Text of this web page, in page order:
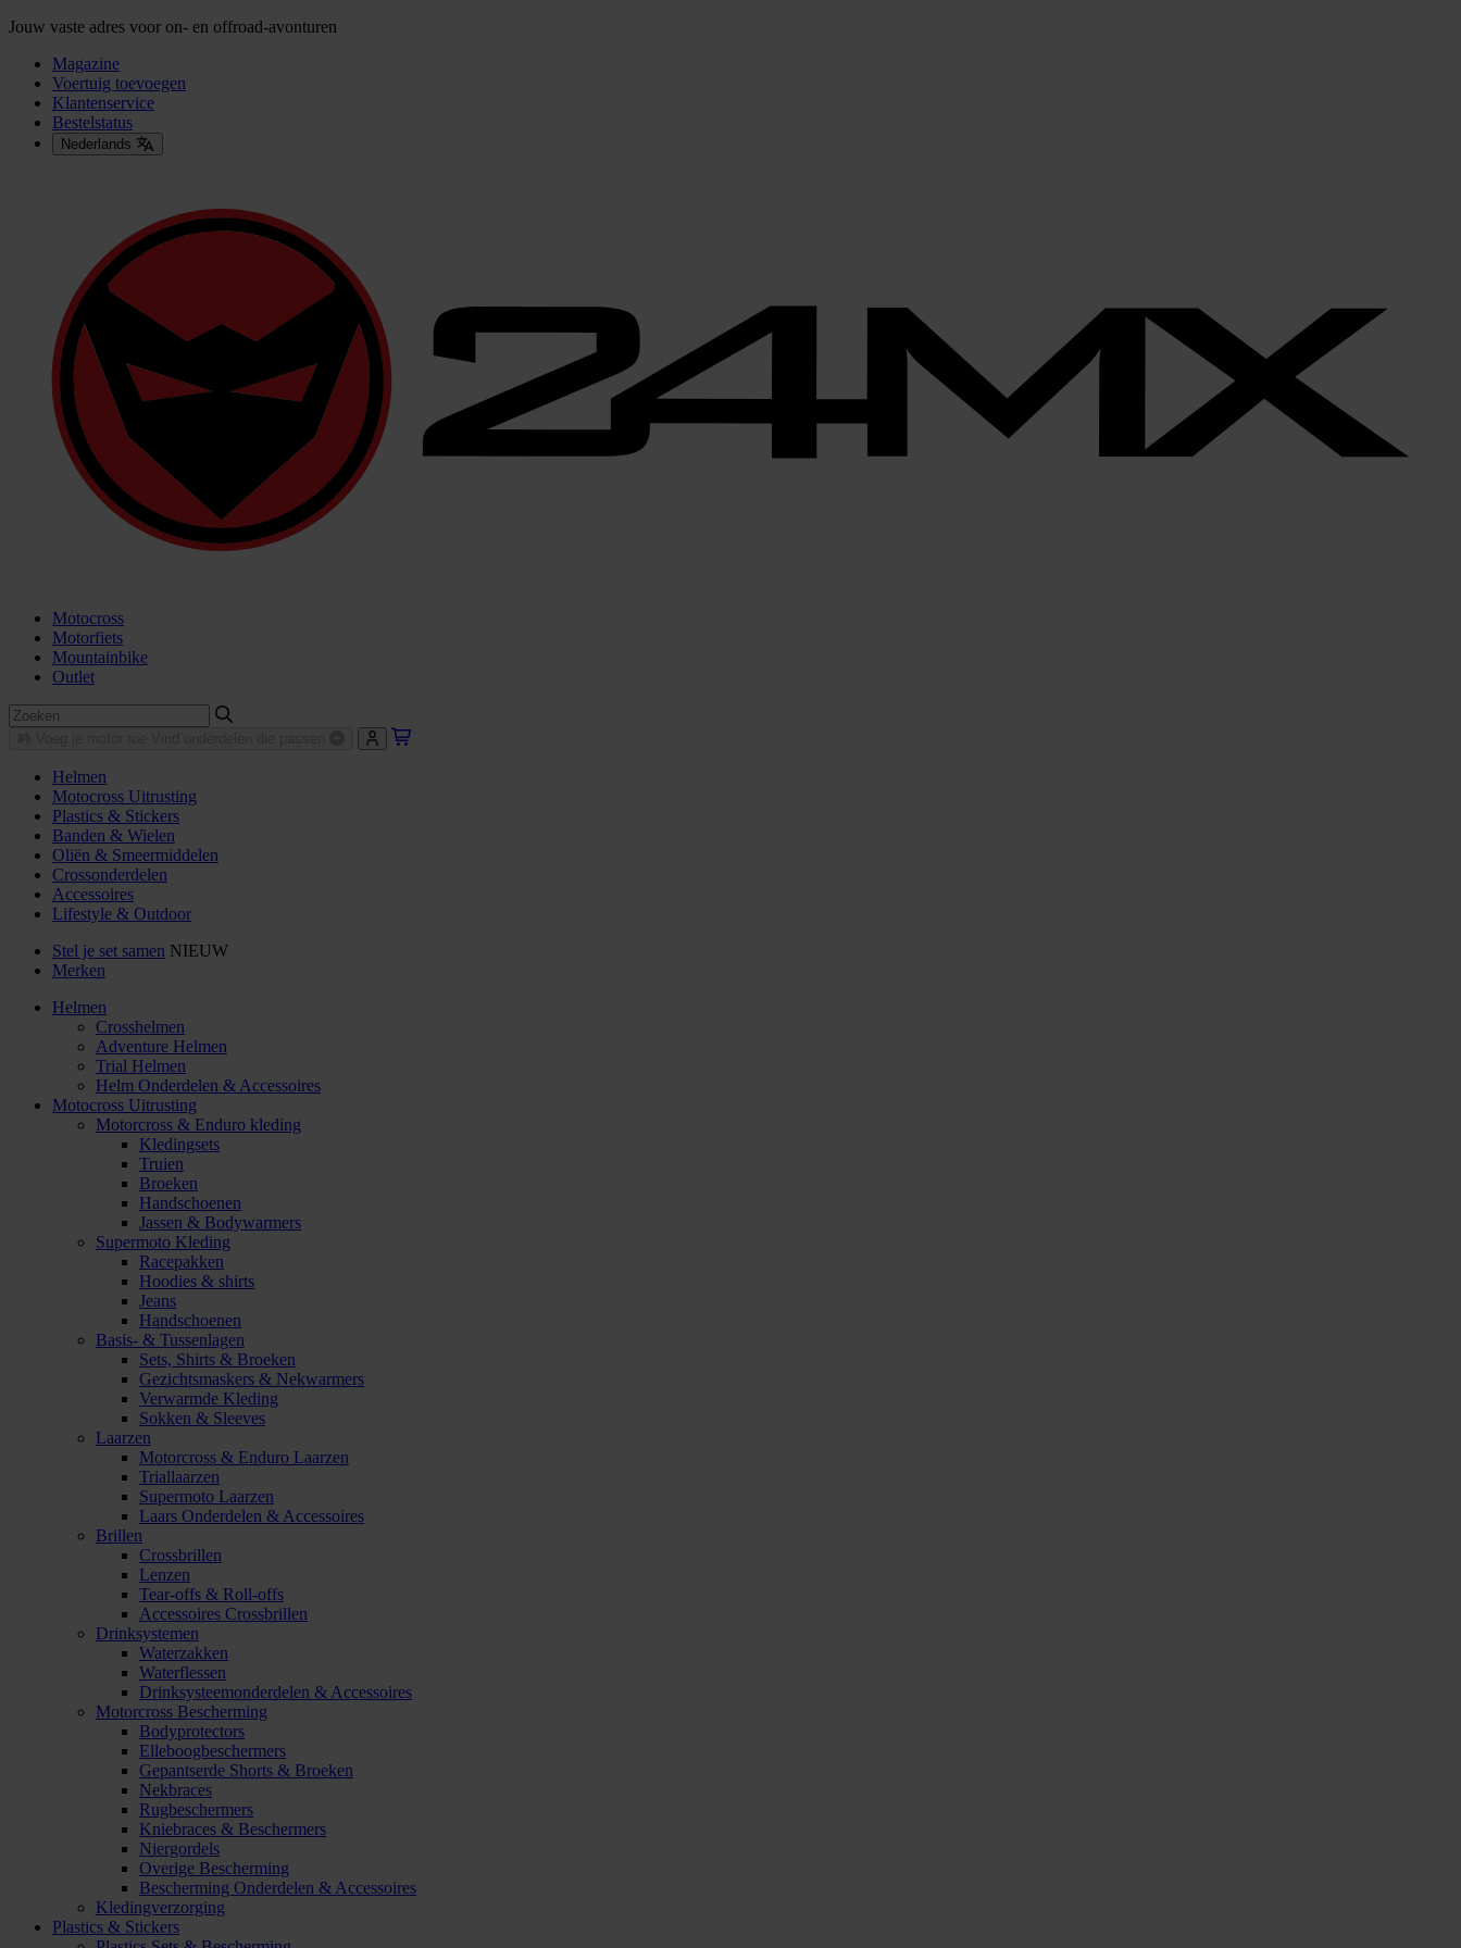
Jouw vaste adres voor on- en offroad-avonturen
Magazine
Voertuig toevoegen
Klantenservice
Bestelstatus
Nederlands
Motocross
Motorfiets
Mountainbike
Outlet
Helmen
Motocross Uitrusting
Plastics & Stickers
Banden & Wielen
Oliën & Smeermiddelen
Crossonderdelen
Accessoires
Lifestyle & Outdoor
Stel je set samen NIEUW
Merken
Helmen
Crosshelmen
Adventure Helmen
Trial Helmen
Helm Onderdelen & Accessoires
Motocross Uitrusting
Motorcross & Enduro kleding
Kledingsets
Truien
Broeken
Handschoenen
Jassen & Bodywarmers
Supermoto Kleding
Racepakken
Hoodies & shirts
Jeans
Handschoenen
Basis- & Tussenlagen
Sets, Shirts & Broeken
Gezichtsmaskers & Nekwarmers
Verwarmde Kleding
Sokken & Sleeves
Laarzen
Motorcross & Enduro Laarzen
Triallaarzen
Supermoto Laarzen
Laars Onderdelen & Accessoires
Brillen
Crossbrillen
Lenzen
Tear-offs & Roll-offs
Accessoires Crossbrillen
Drinksystemen
Waterzakken
Waterflessen
Drinksysteemonderdelen & Accessoires
Motorcross Bescherming
Bodyprotectors
Elleboogbeschermers
Gepantserde Shorts & Broeken
Nekbraces
Rugbeschermers
Kniebraces & Beschermers
Niergordels
Overige Bescherming
Bescherming Onderdelen & Accessoires
Kledingverzorging
Plastics & Stickers